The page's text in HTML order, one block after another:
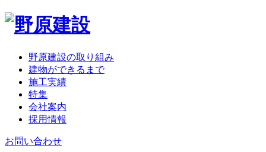
野原建設の取り組み
建物ができるまで
施工実績
特集
会社案内
採用情報
お問い合わせ